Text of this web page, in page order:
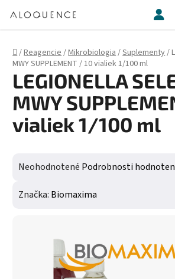
Domov
/Reagencie/Mikrobiologia/Suplementy/
MWY SUPPLEMENT / 10 vialiek 1/100 ml
LEGIONELLA
MWY
vialiek 1/100 ml
Priemerné hodnotenie produktu je 0,0
Neohodnotené Podrobnosti
Značka: Biomaxima